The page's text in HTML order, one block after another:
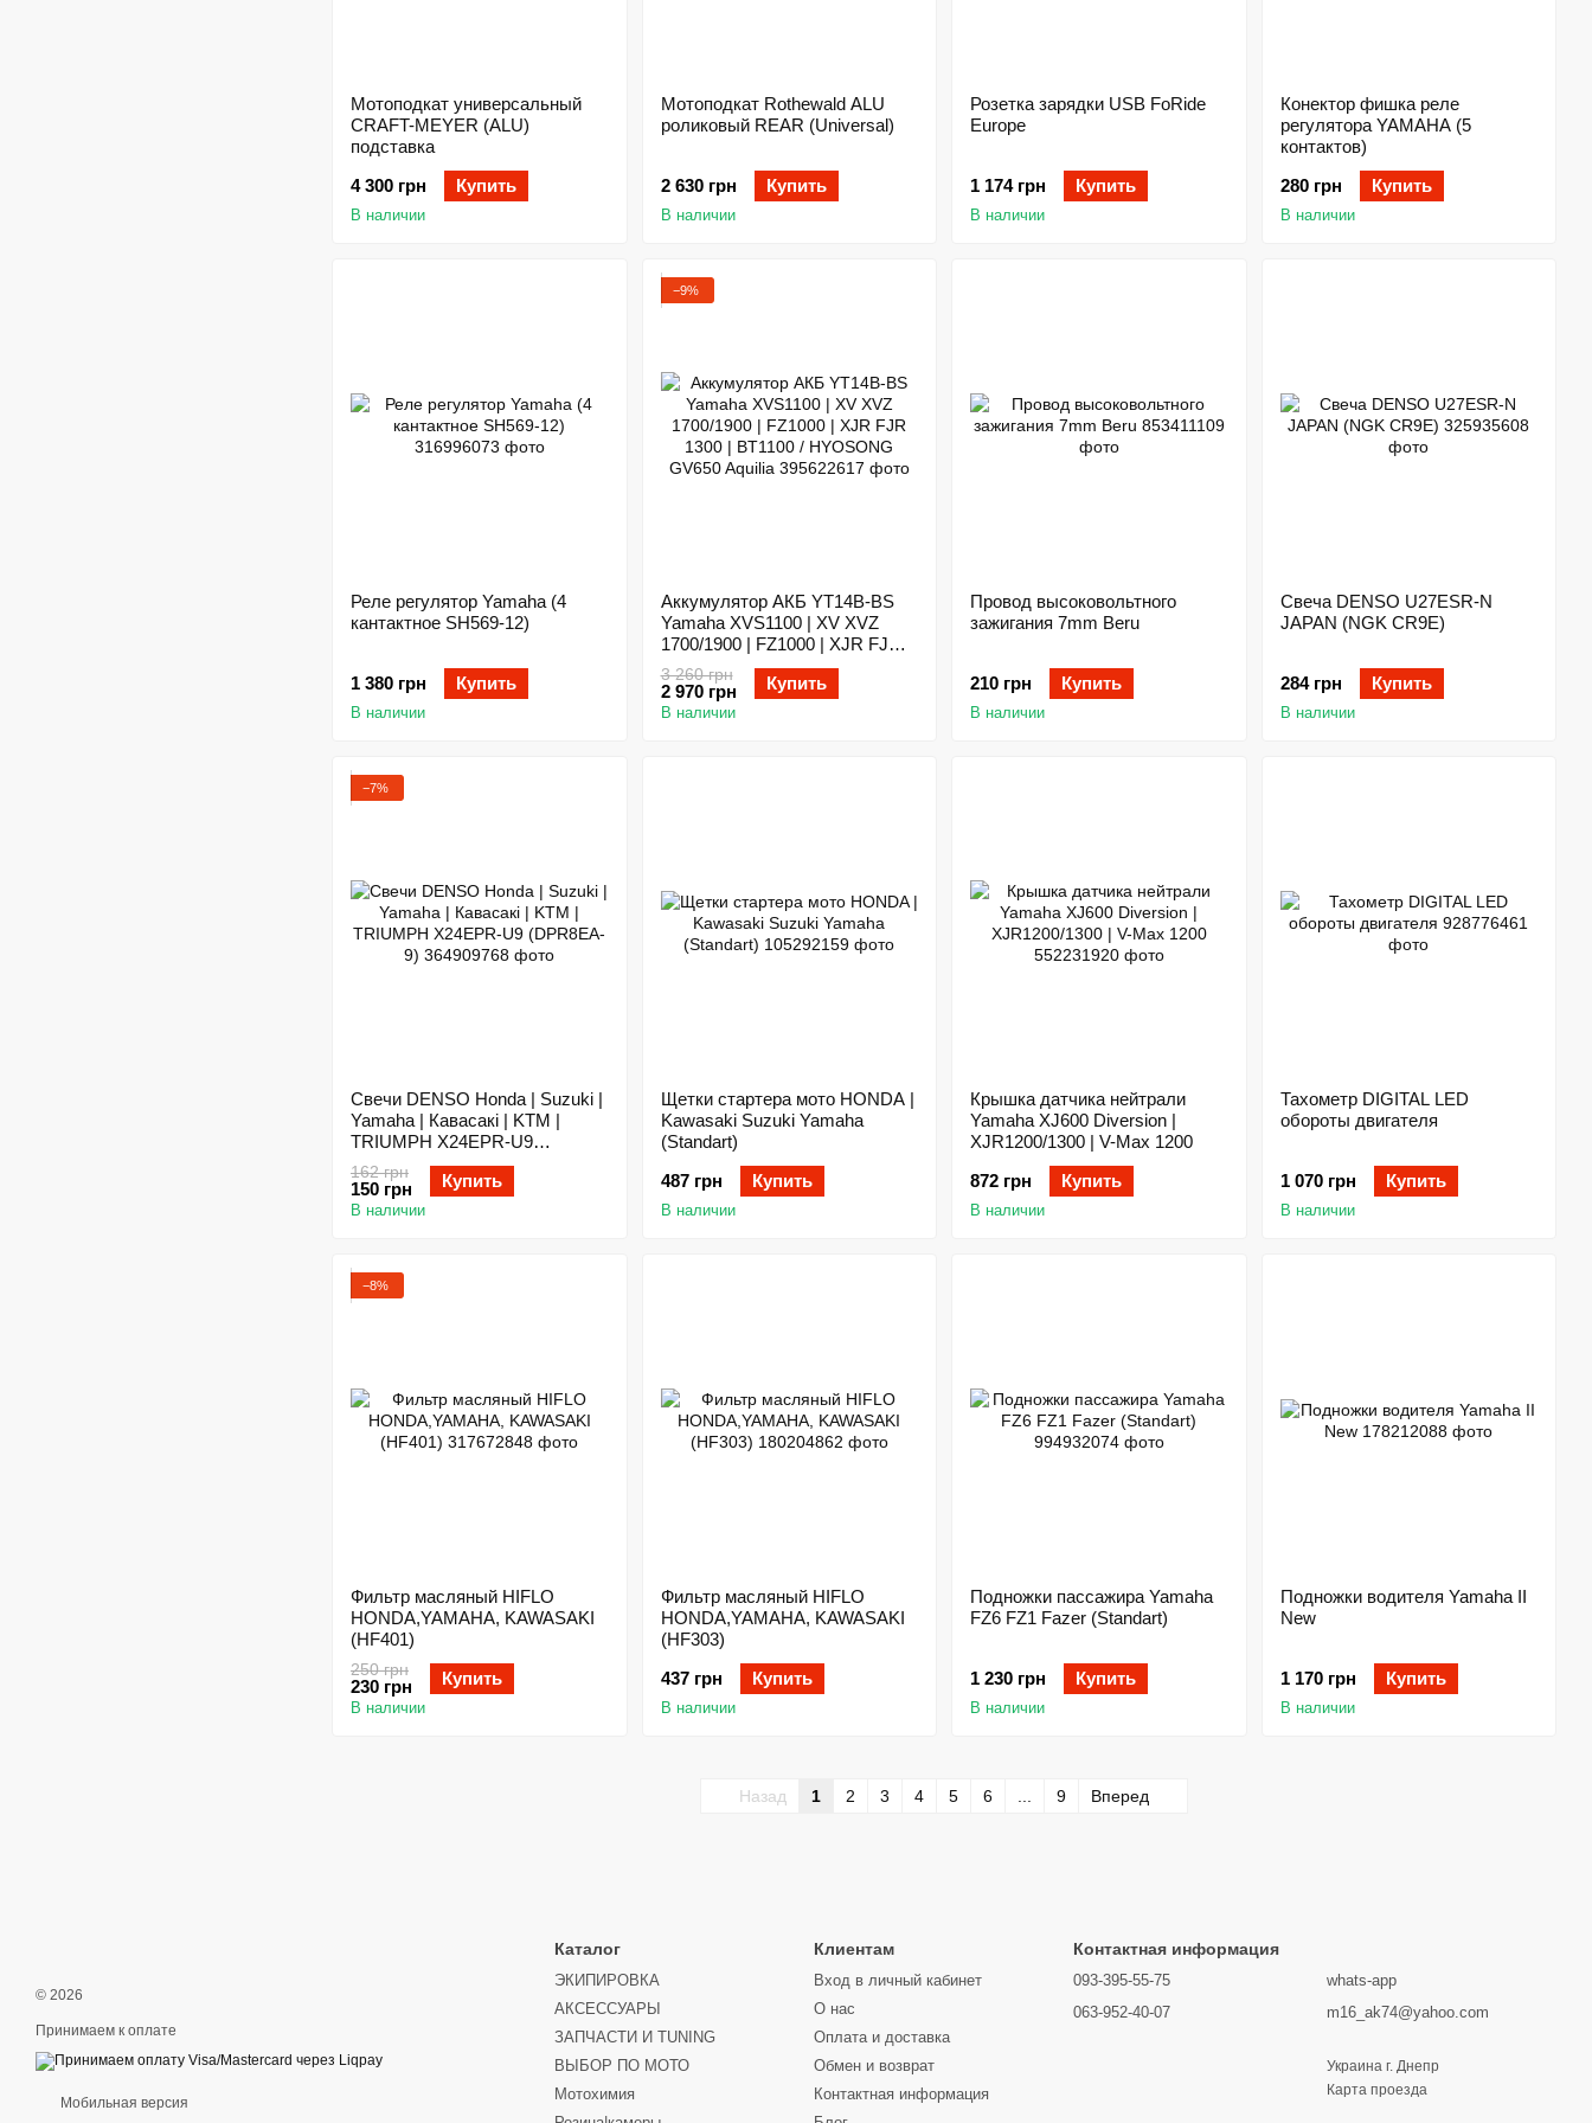
Мотоподкат универсальный
CRAFT-MEYER (ALU)
подставка
4 300 грн
Купить
В наличии
Мотоподкат Rothewald ALU
роликовый REAR (Universal)
2 630 грн Купить
В наличии
Розетка зарядки USB FoRide
Europe
1 174 грн Купить
В наличии
Конектор фишка реле
регулятора YAMAHA (5
контактов)
280 грн
Купить
В наличии
Реле регулятор Yamaha (4
кантактное SH569-12)
1 380 грн Купить
В наличии
−9%
Аккумулятор АКБ YT14B-BS
Yamaha XVS1100 | XV XVZ
1700/1900 | FZ1000 | XJR FJR
1300 | BT1100 / HYOSONG
GV650 Aquilia
3 260 грн
2 970 грн Купить
В наличии
Провод высоковольтного
зажигания 7mm Beru
210 грн Купить
В наличии
Свеча DENSO U27ESR-N
JAPAN (NGK CR9E)
284 грн Купить
В наличии
−7%
Свечи DENSO Honda | Suzuki |
Yamaha | Кавасакі | KTM |
TRIUMPH X24EPR-U9
(DPR8EA-9)
162 грн
150 грн Купить
В наличии
Щетки стартера мото HONDA |
Kawasaki Suzuki Yamaha
(Standart)
487 грн
Купить
В наличии
Крышка датчика нейтрали
Yamaha XJ600 Diversion |
XJR1200/1300 | V-Max 1200
872 грн
Купить
В наличии
Тахометр DIGITAL LED
обороты двигателя
1 070 грн Купить
В наличии
−8%
Фильтр масляный HIFLO
HONDA,YAMAHA, KAWASAKI
(HF401)
250 грн
230 грн Купить
В наличии
Фильтр масляный HIFLO
HONDA,YAMAHA, KAWASAKI
(HF303)
437 грн
Купить
В наличии
Подножки пассажира Yamaha
FZ6 FZ1 Fazer (Standart)
1 230 грн Купить
В наличии
Подножки водителя Yamaha II
New
1 170 грн Купить
В наличии
Назад 1 2 3 4 5 6 9 Вперед
© 2026
Принимаем к оплате
Мобильная версия
Каталог
ЭКИПИРОВКА
АКСЕССУАРЫ
ЗАПЧАСТИ И ТUNING
ВЫБОР ПО МОТО
Мотохимия
Клиентам
Вход в личный кабинет
О нас
Оплата и доставка
Обмен и возврат
Контактная информация
Контактная информация
093-395-55-75
063-952-40-07
whats-app
m16_ak74@yahoo.com
Украина г. Днепр
Карта проезда